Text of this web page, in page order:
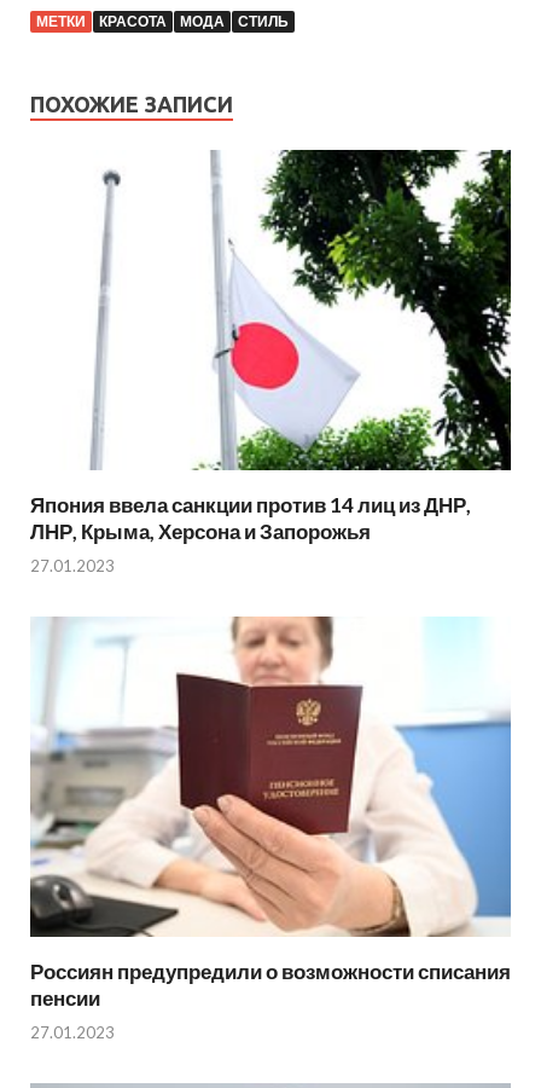
МЕТКИ КРАСОТА МОДА СТИЛЬ
ПОХОЖИЕ ЗАПИСИ
Япония ввела санкции против 14 лиц из ДНР,
ЛНР, Крыма, Херсона и Запорожья
27.01.2023
Россиян предупредили о возможности списания
пенсии
27.01.2023